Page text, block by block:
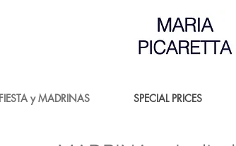
FIESTA y MADRINAS SPECIAL PRICES